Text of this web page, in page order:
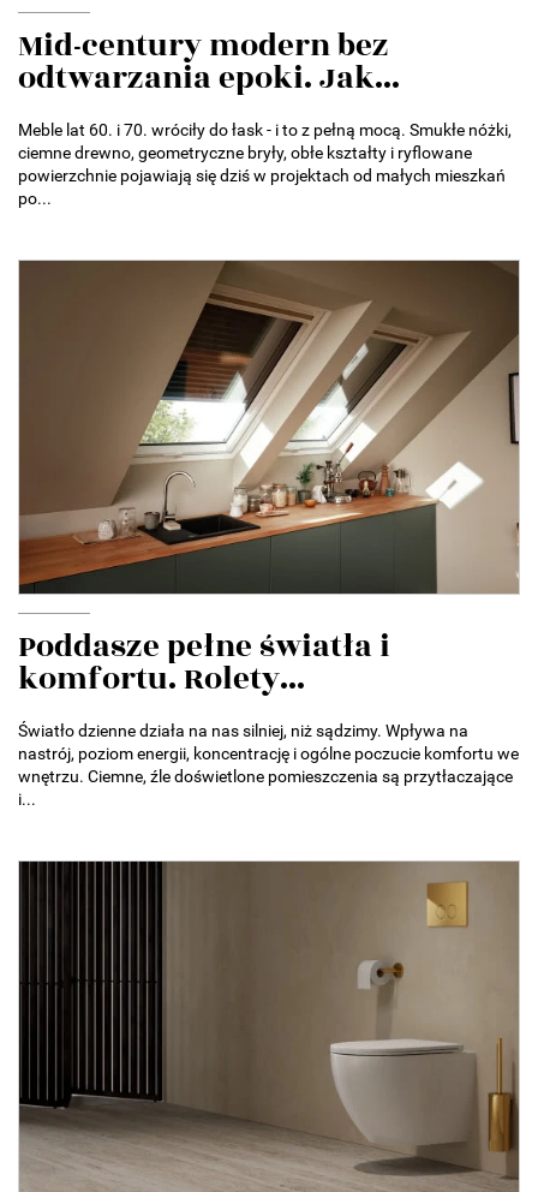
Mid-century modern bez
odtwarzania epoki. Jak...
Meble lat 60. i 70. wróciły do łask - i to z pełną mocą. Smukłe nóżki,
ciemne drewno, geometryczne bryły, obłe kształty i ryflowane
powierzchnie pojawiają się dziś w projektach od małych mieszkań
po...
Poddasze pełne światła i
komfortu. Rolety...
Światło dzienne działa na nas silniej, niż sądzimy. Wpływa na
nastrój, poziom energii, koncentrację i ogólne poczucie komfortu we
wnętrzu. Ciemne, źle doświetlone pomieszczenia są przytłaczające
i...